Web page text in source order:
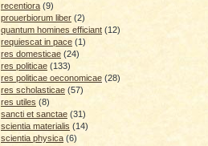
recentiora (9)
prouerbiorum liber (2)
quantum homines efficiant (12)
requiescat in pace (1)
res domesticae (24)
res politicae (133)
res politicae oeconomicae (28)
res scholasticae (57)
res utiles (8)
sancti et sanctae (31)
scientia materialis (14)
scientia physica (6)